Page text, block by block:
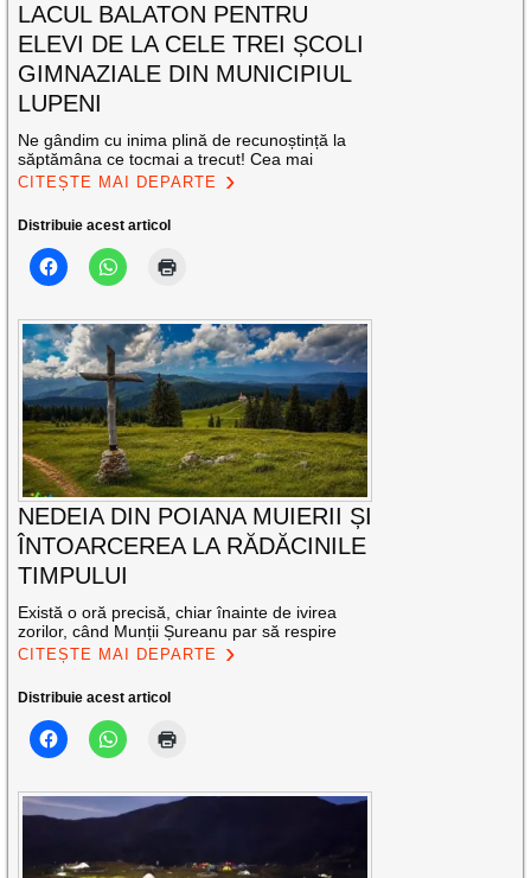
LACUL BALATON PENTRU
ELEVI DE LA CELE TREI ȘCOLI
GIMNAZIALE DIN MUNICIPIUL
LUPENI
Ne gândim cu inima plină de recunoștință la
săptămâna ce tocmai a trecut! Cea mai
CITEȘTE MAI DEPARTE
Distribuie acest articol
NEDEIA DIN POIANA MUIERII ȘI
ÎNTOARCEREA LA RĂDĂCINILE
TIMPULUI
Există o oră precisă, chiar înainte de ivirea
zorilor, când Munții Șureanu par să respire
CITEȘTE MAI DEPARTE
Distribuie acest articol